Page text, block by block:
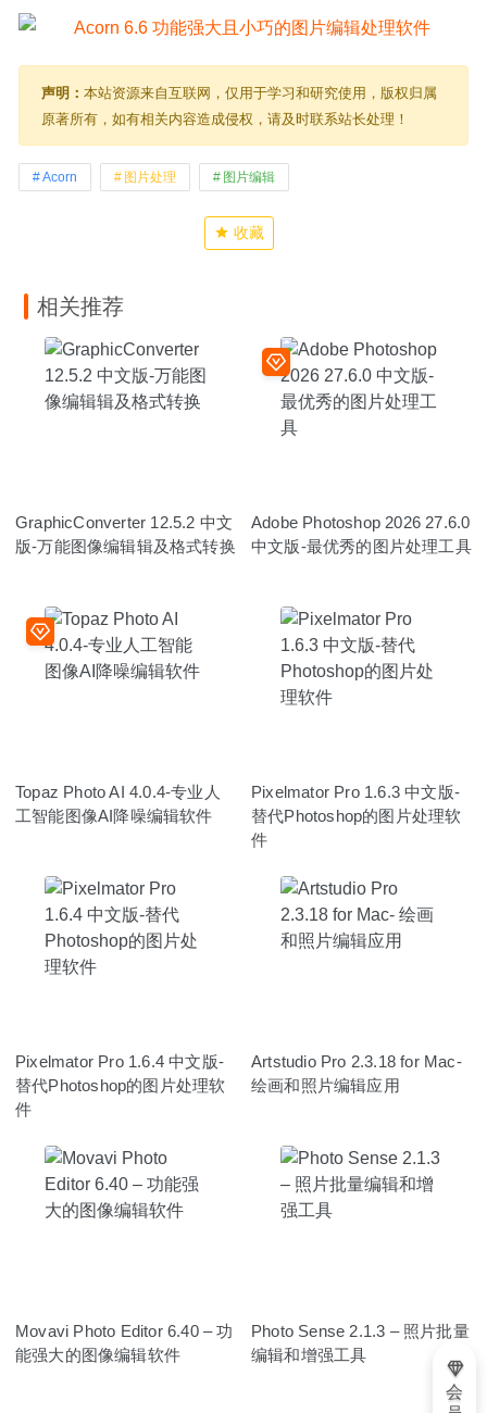
声明： 本站资源来自互联网，仅用于学习和研究使用，版权归属
原著所有，如有相关内容造成侵权，请及时联系站长处理！
Acorn 图片处理 图片编辑
收藏
相关推荐
GraphicConverter 12.5.2 中文
版-万能图像编辑辑及格式转换
Adobe Photoshop 2026 27.6.0
中文版-最优秀的图片处理工具
Topaz Photo AI 4.0.4-专业人
工智能图像AI降噪编辑软件
Pixelmator Pro 1.6.3 中文版-
替代Photoshop的图片处理软
件
Pixelmator Pro 1.6.4 中文版-
替代Photoshop的图片处理软
件
Artstudio Pro 2.3.18 for Mac-
绘画和照片编辑应用
Movavi Photo Editor 6.40 – 功
能强大的图像编辑软件
Photo Sense 2.1.3 – 照片批量
编辑和增强工具
会